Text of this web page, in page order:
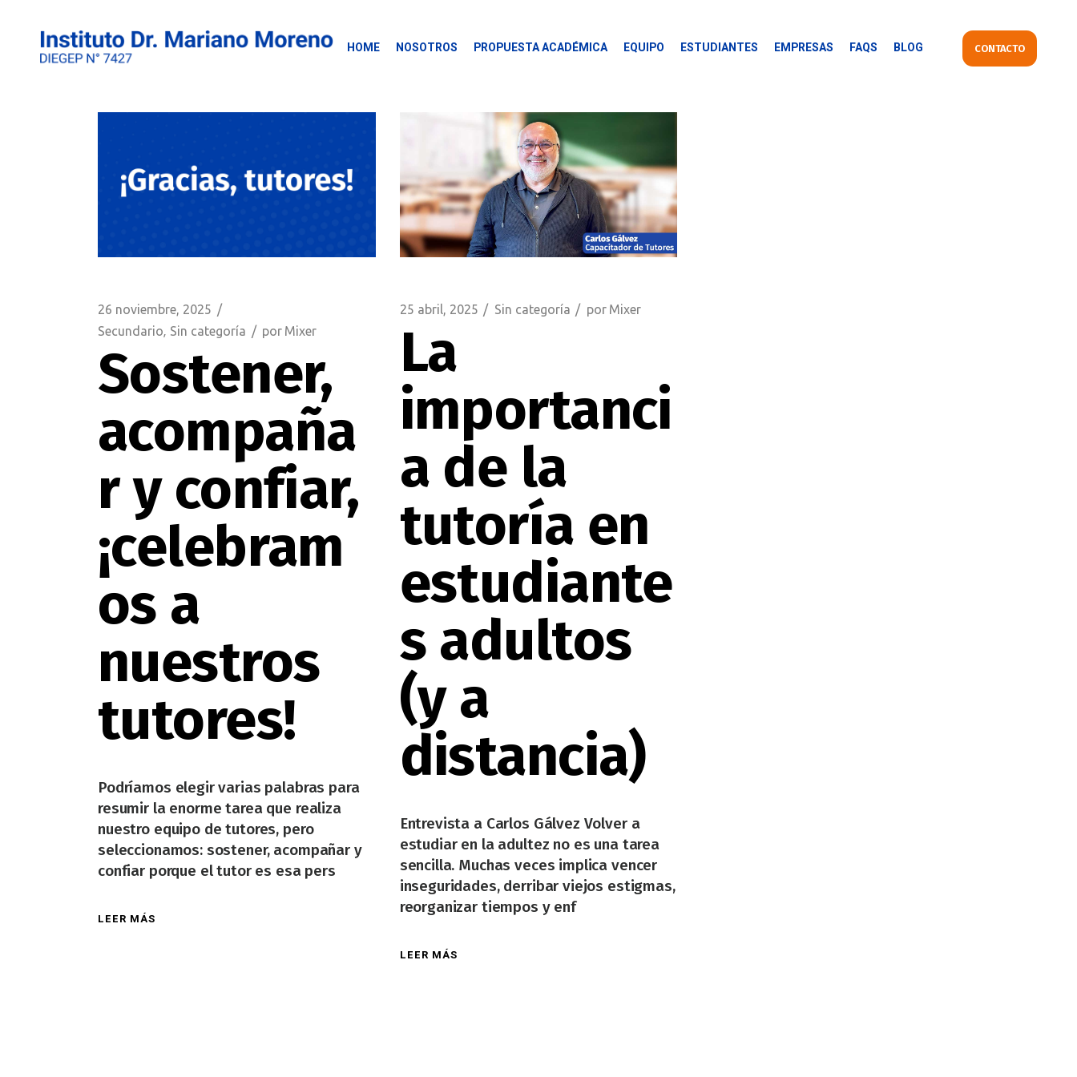
contenido
HOME NOSOTROS PROPUESTA ACADÉMICA EQUIPO ESTUDIANTES EMPRESAS FAQS BLOG CONTACTO
26 noviembre, 2025
Secundario Sin categoría por Mixer
Sostener,
acompaña
r y confiar,
¡celebram
os a
nuestros
tutores!
Podríamos elegir varias palabras para
resumir la enorme tarea que realiza
nuestro equipo de tutores, pero
seleccionamos: sostener, acompañar y
confiar porque el tutor es esa pers
LEER MÁS
25 abril, 2025 Sin categoría por Mixer
La
importanci
a de la
tutoría en
estudiante
s adultos
(y a
distancia)
Entrevista a Carlos Gálvez Volver a
estudiar en la adultez no es una tarea
sencilla. Muchas veces implica vencer
inseguridades, derribar viejos estigmas,
reorganizar tiempos y enf
LEER MÁS